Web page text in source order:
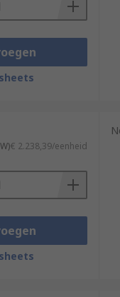
€ 2.238,39/eenheid